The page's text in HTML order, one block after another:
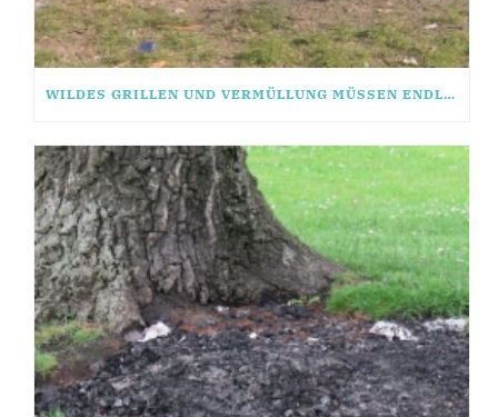
WILDES GRILLEN UND VERMÜLLUNG MÜSSEN ENDLICH UNTERBUNDEN WERDEN